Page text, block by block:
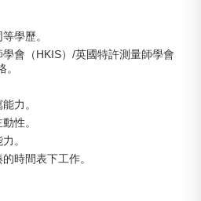
學歷。
會（HKIS）/英國特許測量師學會
。
力。
性。
。
時間表下工作。